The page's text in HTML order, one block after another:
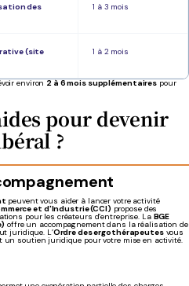
des 1 à 3 mois
(site 1 à 2 mois
environ2 à 6 mois supplémentairespour
pour devenir
?
peuvent vous aider à lancer votre activité
et d'Industrie (CCI) propose des
pour les créateurs d’entreprise. La BGE
offre un accompagnement dans la réalisation de
juridique. L’Ordre des ergothérapeutesvous
soutien juridique pour votre mise en activité.